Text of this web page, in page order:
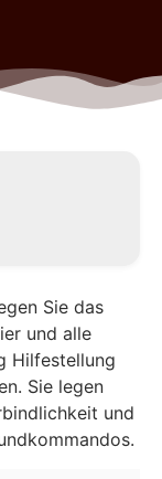
Sie das
und alle
Hilfestellung
Sie legen
und